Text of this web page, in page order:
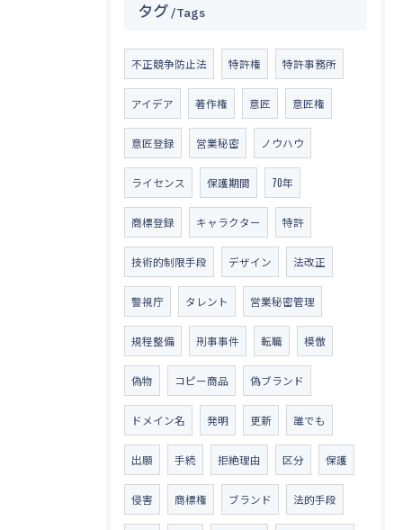
タグ Tags
不正競争防止法 特許権 特許事務所
アイデア 著作権 意匠 意匠権
意匠登録 営業秘密 ノウハウ
ライセンス 保護期間 70年
商標登録 キャラクター 特許
技術的制限手段 デザイン 法改正
警視庁 タレント 営業秘密管理
規程整備 刑事事件 転職 模倣
偽物 コピー商品 偽ブランド
ドメイン名 発明 更新 誰でも
出願 手続 拒絶理由 区分 保護
侵害 商標権 ブランド 法的手段